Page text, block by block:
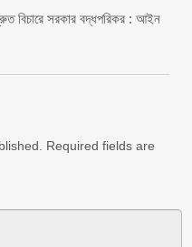
বিচারে সরকার বদ্ধপরিকর : আইন
Required fields are